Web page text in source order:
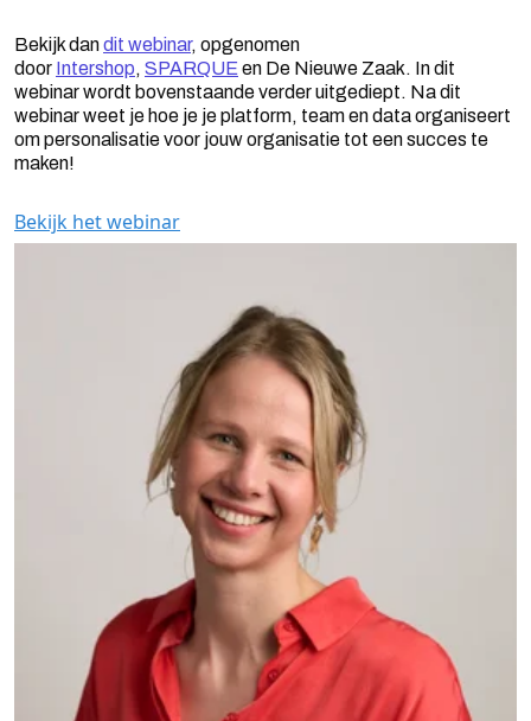
Bekijk dandit webinar, opgenomen
door Intershop, SPARQUE en De Nieuwe Zaak. In dit
webinar wordt bovenstaande verder uitgediept. Na dit
webinar weet je hoe je je platform, team en data organiseert
om personalisatie voor jouw organisatie tot een succes te
maken!
Bekijk het webinar